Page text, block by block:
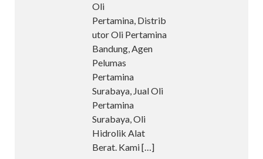
Oli
Pertamina, Distrib
utor Oli Pertamina
Bandung, Agen
Pelumas
Pertamina
Surabaya, Jual Oli
Pertamina
Surabaya, Oli
Hidrolik Alat
Berat. Kami[…]